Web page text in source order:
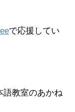
で応援してい
語教室のあかね